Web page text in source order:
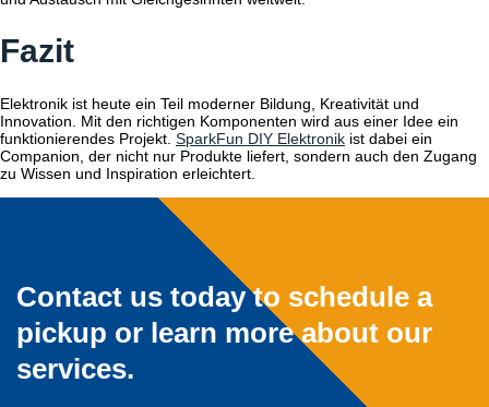
Fazit
Elektronik ist heute ein Teil moderner Bildung, Kreativität und
Innovation. Mit den richtigen Komponenten wird aus einer Idee ein
funktionierendes Projekt. SparkFun DIY Elektronik ist dabei ein
Companion, der nicht nur Produkte liefert, sondern auch den Zugang
zu Wissen und Inspiration erleichtert.
Contact us today to schedule a
pickup or learn more about our
services.